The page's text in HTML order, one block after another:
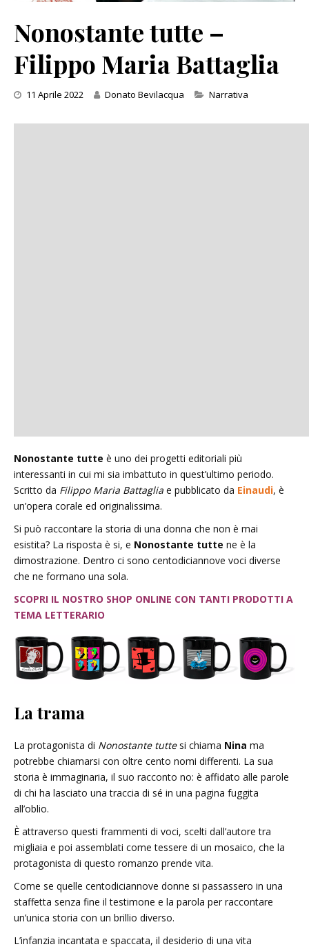
Nonostante tutte –
Filippo Maria Battaglia
11 Aprile 2022 Donato Bevilacqua Categories
Narrativa
Nonostante tutte è uno dei progetti editoriali più
interessanti in cui mi sia imbattuto in quest’ultimo periodo.
Scritto da Filippo Maria Battaglia e pubblicato da Einaudi, è
un’opera corale ed originalissima.
Si può raccontare la storia di una donna che non è mai
esistita? La risposta è si, e Nonostante tutte ne è la
dimostrazione. Dentro ci sono centodiciannove voci diverse
che ne formano una sola.
SCOPRI IL NOSTRO SHOP ONLINE CON TANTI PRODOTTI A
TEMA LETTERARIO
La trama
La protagonista di Nonostante tuttesi chiama Nina ma
potrebbe chiamarsi con oltre cento nomi differenti. La sua
storia è immaginaria, il suo racconto no: è affidato alle parole
di chi ha lasciato una traccia di sé in una pagina fuggita
all’oblio.
È attraverso questi frammenti di voci, scelti dall’autore tra
migliaia e poi assemblati come tessere di un mosaico, che la
protagonista di questo romanzo prende vita.
Come se quelle centodiciannove donne si passassero in una
staffetta senza fine il testimone e la parola per raccontare
un’unica storia con un brillio diverso.
L’infanzia incantata e spaccata, il desiderio di una vita